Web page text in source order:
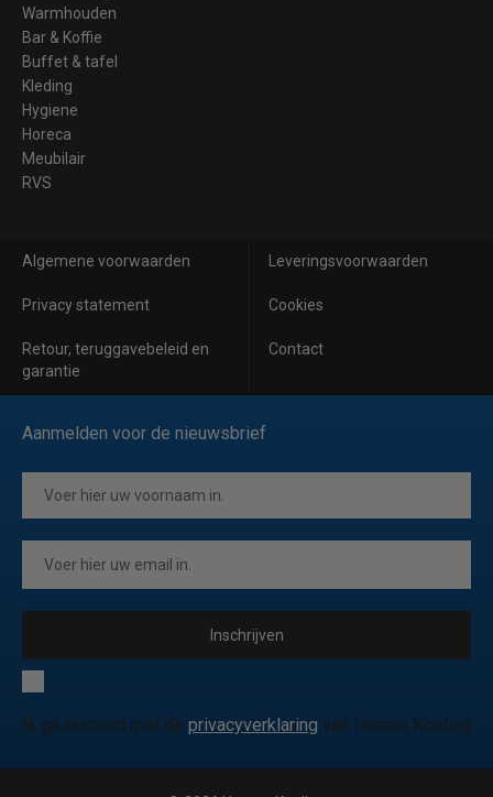
Warmhouden
Bar & Koffie
Buffet & tafel
Kleding
Hygiene
Horeca
Meubilair
RVS
Algemene voorwaarden Leveringsvoorwaarden
Privacy statement Cookies
Retour, teruggavebeleid en
garantie
Contact
Aanmelden voor de nieuwsbrief
Inschrijven
Ik ga akkoord met de privacyverklaring van Horeca Koeling